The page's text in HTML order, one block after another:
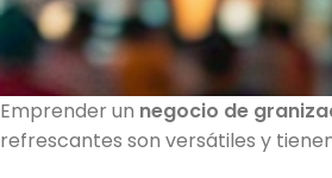
Emprender un negocio de
refrescantes son versátiles y